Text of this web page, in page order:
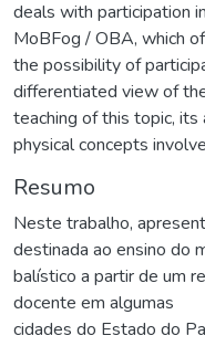
deals with participation
MoBFog / OBA, which
the possibility of
differentiated view of
teaching of this topic,
physical concepts
Resumo
Neste trabalho,
destinada ao ensino do
balístico a partir de um
docente em algumas
cidades do Estado do